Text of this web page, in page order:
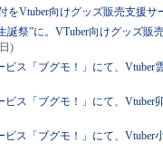
をVtuber向けグッズ販売支援
誕祭”に。VTuber向けグッズ
)
ビス「ブグモ！」にて、Vtuber
ビス「ブグモ！」にて、Vtuber
ビス「ブグモ！」にて、Vtuber